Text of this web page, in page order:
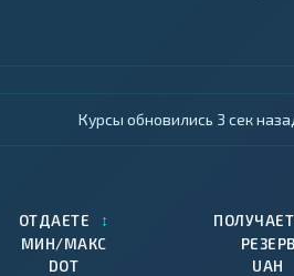
Курсы обновились 4 сек
ОТДАЕТЕ ↕
МИН/МАКС
DOT
РЕЗЕРВ
UAH